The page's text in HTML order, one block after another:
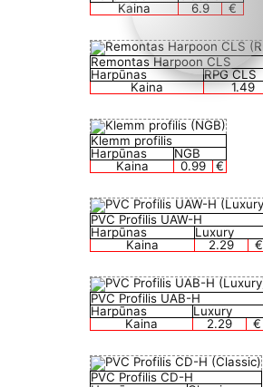
Kaina
6.9 €
Remontas Harpoon CLS
Harpūnas
RPG CLS
Kaina
1.49
Klemm profilis
Harpūnas
NGB
Kaina
0.99 €
PVC Profilis UAW-H
Harpūnas
Luxury
Kaina
2.29 €
PVC Profilis UAB-H
Harpūnas
Luxury
Kaina
2.29 €
PVC Profilis CD-H